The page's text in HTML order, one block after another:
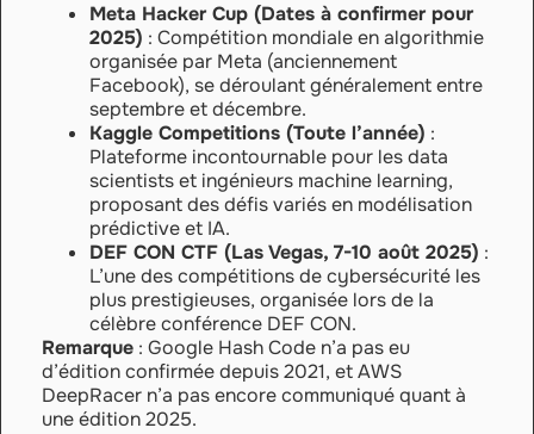
Meta Hacker Cup (Dates à confirmer pour
2025) : Compétition mondiale en algorithmie
organisée par Meta (anciennement
Facebook), se déroulant généralement entre
septembre et décembre.
Kaggle Competitions (Toute l’année) :
Plateforme incontournable pour les data
scientists et ingénieurs machine learning,
proposant des défis variés en modélisation
prédictive et IA.
DEF CON CTF (Las Vegas, 7-10 août 2025) :
L’une des compétitions de cybersécurité les
plus prestigieuses, organisée lors de la
célèbre conférence DEF CON.
Remarque : Google Hash Code n’a pas eu
d’édition confirmée depuis 2021, et AWS
DeepRacer n’a pas encore communiqué quant à
une édition 2025.